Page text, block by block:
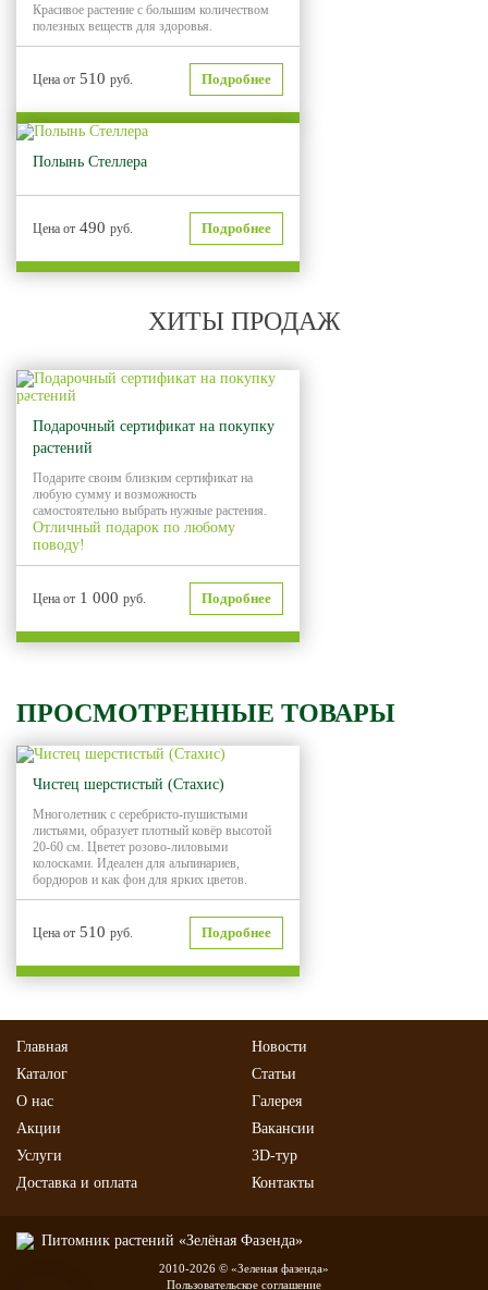
Красивое растение с большим количеством
полезных веществ для здоровья.
Цена от 510 руб. Подробнее
Полынь Стеллера
Цена от 490 руб. Подробнее
ХИТЫ ПРОДАЖ
Хит продаж
Подарочный сертификат на покупку
растений
Подарите своим близким сертификат на
любую сумму и возможность
самостоятельно выбрать нужные растения.
Отличный подарок по любому
поводу!
Цена от 1 000 руб. Подробнее
ПРОСМОТРЕННЫЕ ТОВАРЫ
Чистец шерстистый (Стахис)
Многолетник с серебристо-пушистыми
листьями, образует плотный ковёр высотой
20-60 см. Цветет розово-лиловыми
колосками. Идеален для альпинариев,
бордюров и как фон для ярких цветов.
Цена от 510 руб. Подробнее
Главная
Каталог
О нас
Акции
Услуги
Доставка и оплата
Новости
Статьи
Галерея
Вакансии
3D-тур
Контакты
2010-2026 © «Зеленая фазенда»
Пользовательское соглашение